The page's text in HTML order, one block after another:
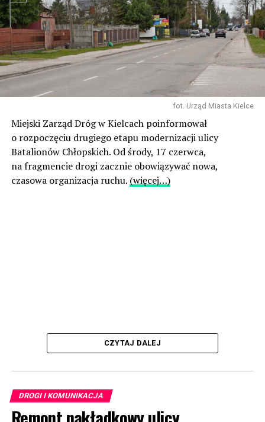
fot. Urząd Miasta Kielce
Miejski Zarząd Dróg w Kielcach poinformował
o rozpoczęciu drugiego etapu modernizacji ulicy
Batalionów Chłopskich. Od środy, 17 czerwca,
na fragmencie drogi zacznie obowiązywać nowa,
czasowa organizacja ruchu. (więcej…)
CZYTAJ DALEJ
DROGI I KOMUNIKACJA